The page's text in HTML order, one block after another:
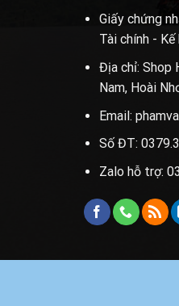
Giấy chứng
Tài chính -
Địa chỉ: Shop
Nam, Hoài
Email:
Số ĐT:
Zalo hỗ trợ: